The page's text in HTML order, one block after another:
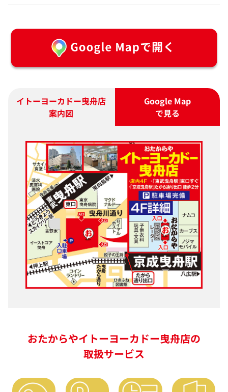
イトーヨーカドー曳舟店
案内図
Google Map
で見る
おたからやイトーヨーカドー曳舟店の
取扱サービス